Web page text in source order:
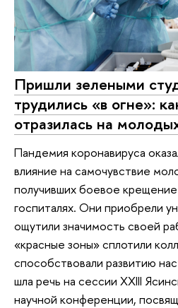
Пришли зелеными
трудились «в огне»:
отразилась на
Пандемия коронавируса
влияние на самочувствие
получивших боевое
госпиталях. Они приобрели
ощутили значимость своей
«красные зоны» сплотили
способствовали развитию
шла речь на сессии XXIII
научной конференции,